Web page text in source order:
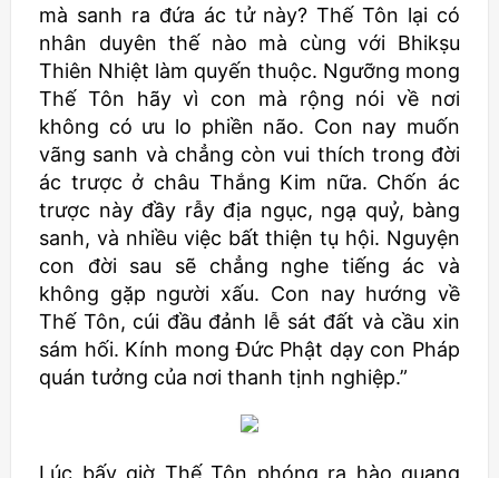
mà sanh ra đứa ác tử này? Thế Tôn lại có
nhân duyên thế nào mà cùng với Bhikṣu
Thiên Nhiệt làm quyến thuộc. Ngưỡng mong
Thế Tôn hãy vì con mà rộng nói về nơi
không có ưu lo phiền não. Con nay muốn
vãng sanh và chẳng còn vui thích trong đời
ác trược ở châu Thắng Kim nữa. Chốn ác
trược này đầy rẫy địa ngục, ngạ quỷ, bàng
sanh, và nhiều việc bất thiện tụ hội. Nguyện
con đời sau sẽ chẳng nghe tiếng ác và
không gặp người xấu. Con nay hướng về
Thế Tôn, cúi đầu đảnh lễ sát đất và cầu xin
sám hối. Kính mong Đức Phật dạy con Pháp
quán tưởng của nơi thanh tịnh nghiệp.”
Lúc bấy giờ Thế Tôn phóng ra hào quang